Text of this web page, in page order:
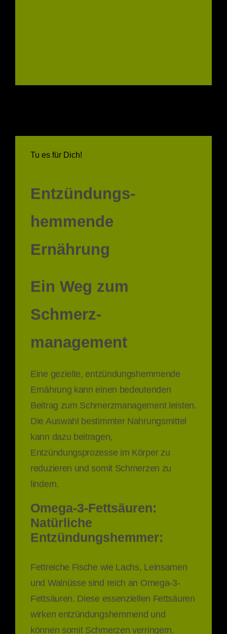
Tu es für Dich!
Entzündungs-
hemmende
Ernährung
Ein Weg zum
Schmerz-
management
Eine gezielte, entzündungshemmende
Ernährung kann einen bedeutenden
Beitrag zum Schmerzmanagement leisten.
Die Auswahl bestimmter Nahrungsmittel
kann dazu beitragen,
Entzündungsprozesse im Körper zu
reduzieren und somit Schmerzen zu
lindern.
Omega-3-Fettsäuren:
Natürliche
Entzündungshemmer:
Fettreiche Fische wie Lachs, Leinsamen
und Walnüsse sind reich an Omega-3-
Fettsäuren. Diese essenziellen Fettsäuren
wirken entzündungshemmend und
können somit Schmerzen verringern.